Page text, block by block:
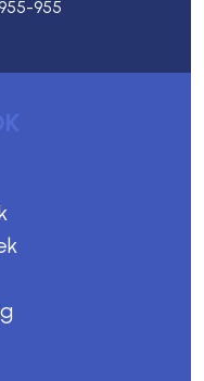
955